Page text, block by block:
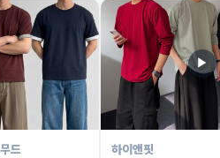
드 하이앤핏
▶